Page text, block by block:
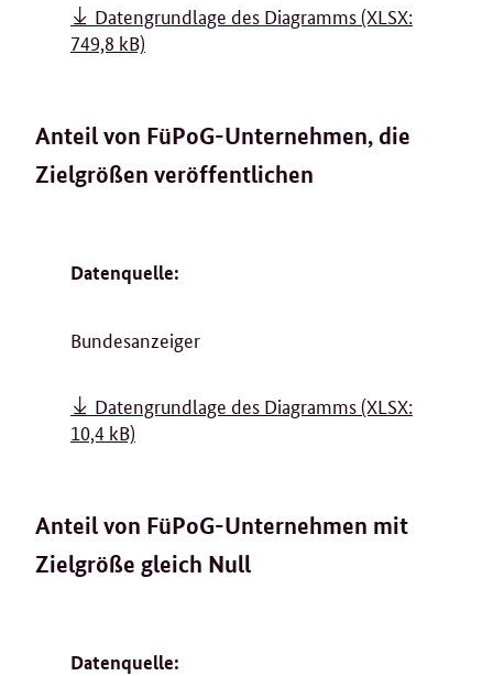
Datengrundlage des Diagramms(XLSX:
749,8 kB)
Anteil von FüPoG-Unternehmen, die
Zielgrößen veröffentlichen
Datenquelle:
Bundesanzeiger
Datengrundlage des Diagramms(XLSX:
10,4 kB)
Anteil von FüPoG-Unternehmen mit
Zielgröße gleich Null
Datenquelle: